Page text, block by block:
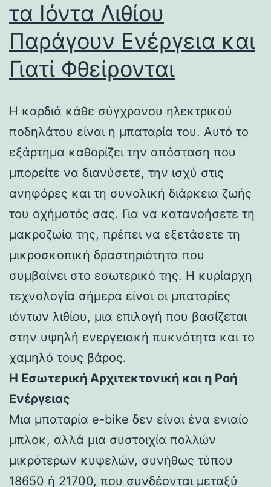
τα Ιόντα Λιθίου
Παράγουν Ενέργεια και
Γιατί Φθείρονται
Η καρδιά κάθε σύγχρονου ηλεκτρικού
ποδηλάτου είναι η μπαταρία του. Αυτό το
εξάρτημα καθορίζει την απόσταση που
μπορείτε να διανύσετε, την ισχύ στις
ανηφόρες και τη συνολική διάρκεια ζωής
του οχήματός σας. Για να κατανοήσετε τη
μακροζωία της, πρέπει να εξετάσετε τη
μικροσκοπική δραστηριότητα που
συμβαίνει στο εσωτερικό της. Η κυρίαρχη
τεχνολογία σήμερα είναι οι μπαταρίες
ιόντων λιθίου, μια επιλογή που βασίζεται
στην υψηλή ενεργειακή πυκνότητα και το
χαμηλό τους βάρος.
Η Εσωτερική Αρχιτεκτονική και η Ροή
Ενέργειας
Μια μπαταρία e-bike δεν είναι ένα ενιαίο
μπλοκ, αλλά μια συστοιχία πολλών
μικρότερων κυψελών, συνήθως τύπου
18650 ή 21700, που συνδέονται μεταξύ